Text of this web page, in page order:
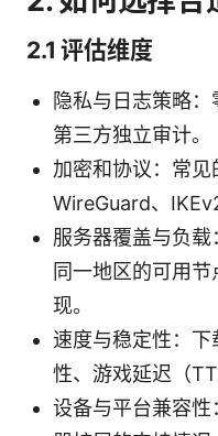
2.1 评估维度
隐私与日志策略：
第三方独立审计。
加密和协议：常见
WireGuard、
服务器覆盖与负载
同一地区的可用
现。
速度与稳定性：
性、游戏延迟（
设备与平台兼容性